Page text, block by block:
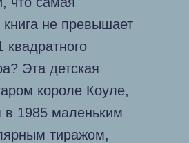
не превышает
квадратного
Эта детская
короле Коуле,
1985 маленьким
тиражом,